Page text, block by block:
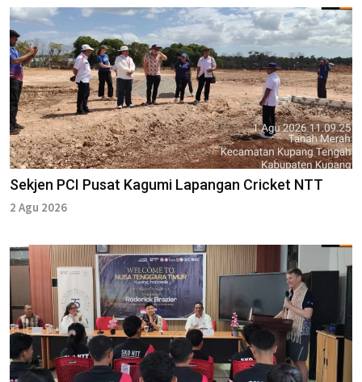
Sekjen PCI Pusat Kagumi Lapangan Cricket NTT
2 Agu 2026